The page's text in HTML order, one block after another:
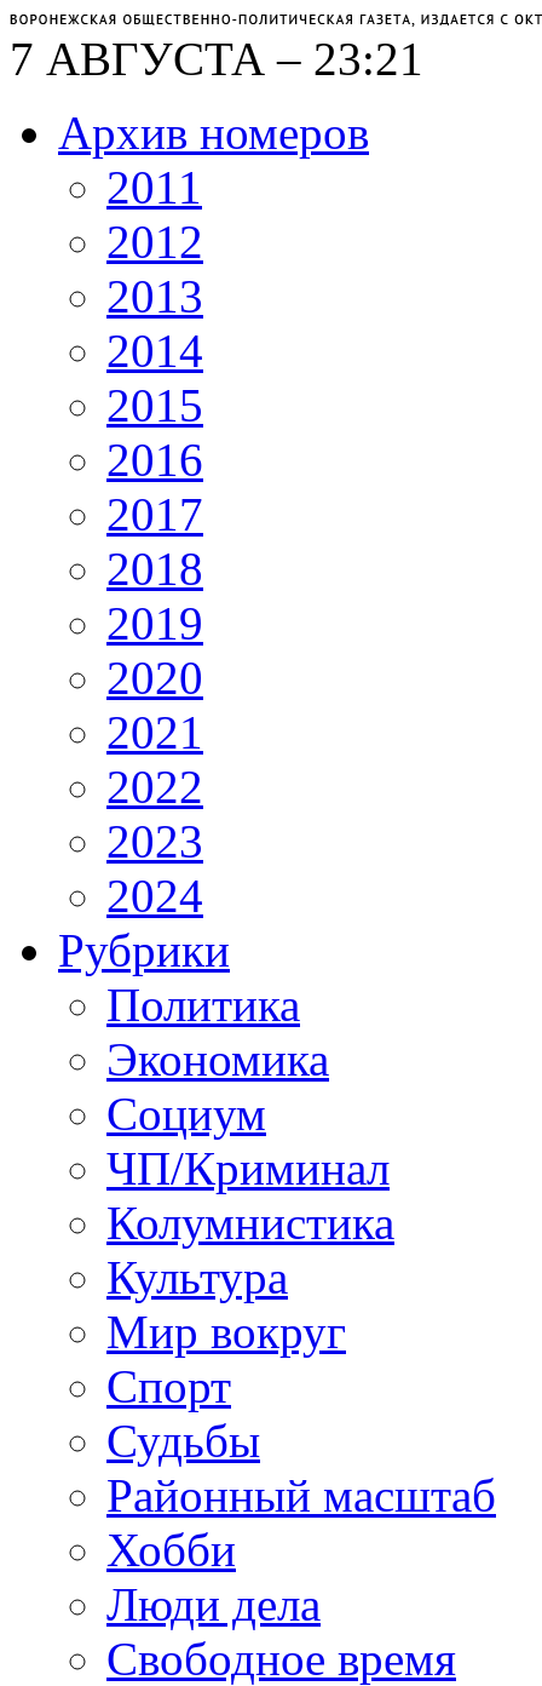
7 АВГУСТА – 23:21
Архив номеров
2011
2012
2013
2014
2015
2016
2017
2018
2019
2020
2021
2022
2023
2024
Рубрики
Политика
Экономика
Социум
ЧП/Криминал
Колумнистика
Культура
Мир вокруг
Спорт
Судьбы
Районный масштаб
Хобби
Люди дела
Свободное время